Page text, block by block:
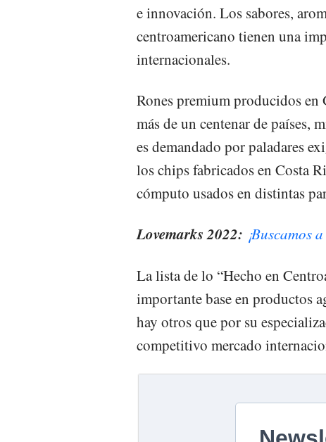
e innovación. Los sabores,
centroamericano tienen una
internacionales.
Rones premium producidos en
más de un centenar de países,
es demandado por paladares
los chips fabricados en Costa
cómputo usados en distintas
Lovemarks 2022: ¡Buscamos
La lista de lo “Hecho en
importante base en productos
hay otros que por su
competitivo mercado